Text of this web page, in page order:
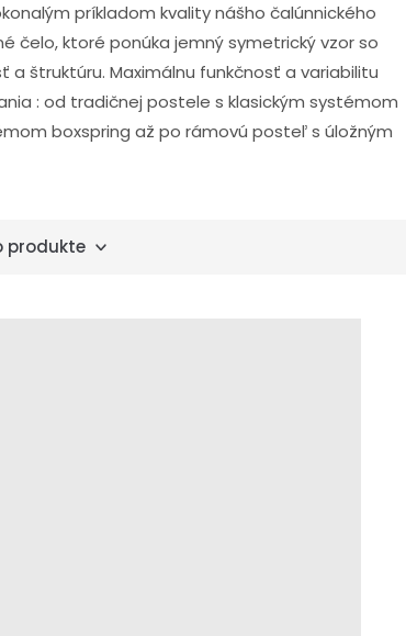
príkladom kvality nášho čalúnnického
čelo, ktoré ponúka jemný symetrický vzor so
štruktúru. Maximálnu funkčnosť a variabilitu
: od tradičnej postele s klasickým systémom
boxspring až po rámovú posteľ s úložným
produkte